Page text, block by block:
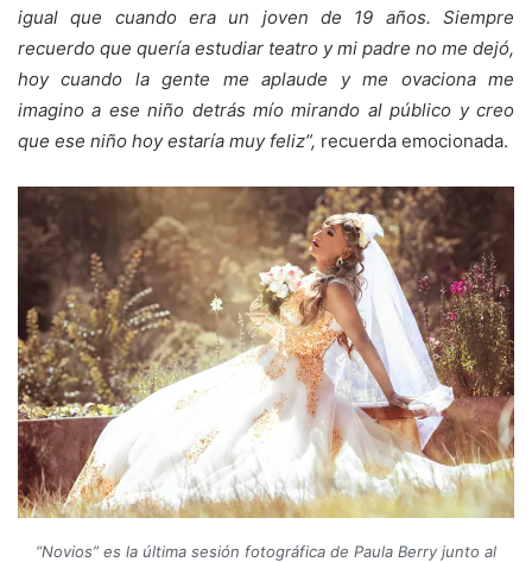
igual que cuando era un joven de 19 años. Siempre
recuerdo que quería estudiar teatro y mi padre no me dejó,
hoy cuando la gente me aplaude y me ovaciona me
imagino a ese niño detrás mío mirando al público y creo
que ese niño hoy estaría muy feliz”, recuerda emocionada.
“Novios” es la última sesión fotográfica de Paula Berry junto al